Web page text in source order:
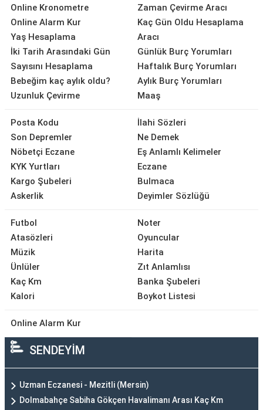
Online Kronometre
Online Alarm Kur
Yaş Hesaplama
İki Tarih Arasındaki Gün
Sayısını Hesaplama
Bebeğim kaç aylık oldu?
Uzunluk Çevirme
Zaman Çevirme Aracı
Kaç Gün Oldu Hesaplama
Aracı
Günlük Burç Yorumları
Haftalık Burç Yorumları
Aylık Burç Yorumları
Maaş
Posta Kodu
Son Depremler
Nöbetçi Eczane
KYK Yurtları
Kargo Şubeleri
Askerlik
İlahi Sözleri
Ne Demek
Eş Anlamlı Kelimeler
Eczane
Bulmaca
Deyimler Sözlüğü
Futbol
Atasözleri
Müzik
Ünlüler
Kaç Km
Kalori
Noter
Oyuncular
Harita
Zıt Anlamlısı
Banka Şubeleri
Boykot Listesi
Online Alarm Kur
SENDEYİM
Uzman Eczanesi - Mezitli (Mersin)
Dolmabahçe Sabiha Gökçen Havalimanı Arası Kaç Km